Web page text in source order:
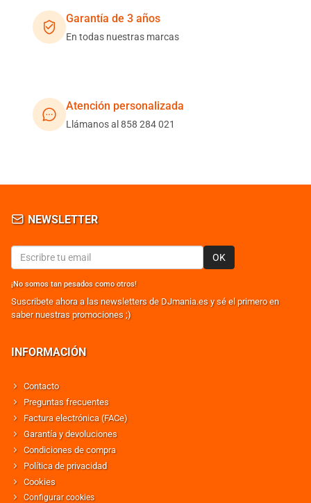
Garantía de 3 años
En todas nuestras marcas
Atención personalizada
Llámanos al 858 284 021
NEWSLETTER
OK
¡No somos tan pesados como otros!
Suscribete ahora a las newsletters de DJmania.es y sé el primero en
saber nuestras promociones ;)
INFORMACIÓN
Contacto
Preguntas frecuentes
Factura electrónica (FACe)
Garantía y devoluciones
Condiciones de compra
Política de privacidad
Cookies
Configurar cookies